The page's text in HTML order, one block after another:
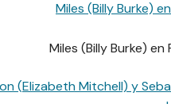
Miles (Billy Burke)